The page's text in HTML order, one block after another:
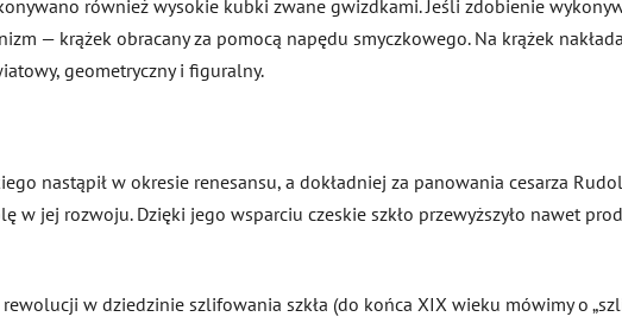
również wysokie kubki zwane gwizdkami. Jeśli zdobienie
— krążek obracany za pomocą napędu smyczkowego. Na krążek
geometryczny i figuralny.
nastąpił w okresie renesansu, a dokładniej za panowania cesarza
w jej rozwoju. Dzięki jego wsparciu czeskie szkło przewyższyło nawet
rewolucji w dziedzinie szlifowania szkła (do końca XIX wieku mówimy o